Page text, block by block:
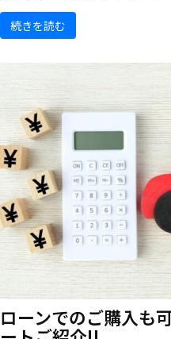
続きを読む
ローンでのご購入も